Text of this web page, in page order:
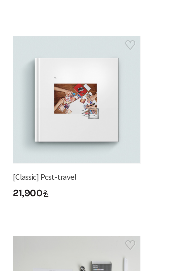
[Classic] Post-travel
21,900원